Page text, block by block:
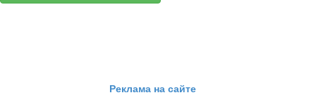
Реклама на сайте